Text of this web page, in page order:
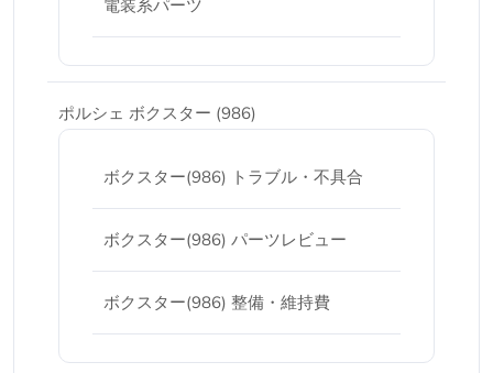
電装系パーツ
ポルシェ ボクスター (986)
ボクスター(986) トラブル・不具合
ボクスター(986) パーツレビュー
ボクスター(986) 整備・維持費